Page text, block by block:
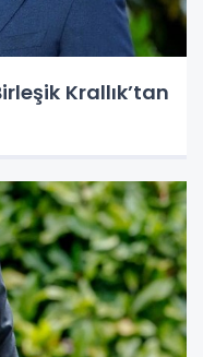
Krallık’tan